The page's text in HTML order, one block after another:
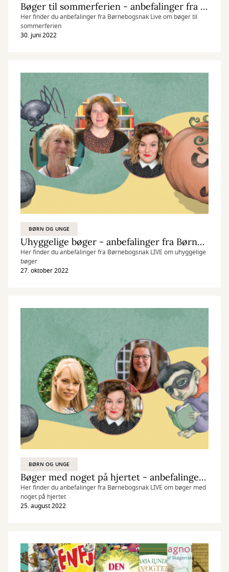
Bøger til sommerferien - anbefalinger fra Børnebogsnak LIVE den 30/6 2022
Her finder du anbefalinger fra Børnebogsnak Live om bøger til
sommerferien
30. juni 2022
BØRN OG UNGE
Uhyggelige bøger - anbefalinger fra Børnebogsnak LIVE den 27/10 2022
Her finder du anbefalinger fra Børnebogsnak LIVE om uhyggelige
bøger
27. oktober 2022
BØRN OG UNGE
Bøger med noget på hjertet - anbefalinger fra Børnebogsnak LIVE den 25/8 2022
Her finder du anbefalinger fra Børnebogsnak LIVE om bøger med
noget på hjertet
25. august 2022